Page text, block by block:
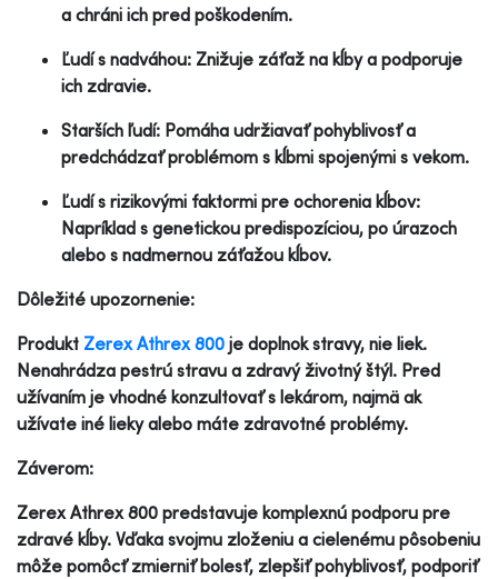
a chráni ich pred poškodením.
Ľudí s nadváhou: Znižuje záťaž na kĺby a podporuje
ich zdravie.
Starších ľudí: Pomáha udržiavať pohyblivosť a
predchádzať problémom s kĺbmi spojenými s vekom.
Ľudí s rizikovými faktormi pre ochorenia kĺbov:
Napríklad s genetickou predispozíciou, po úrazoch
alebo s nadmernou záťažou kĺbov.
Dôležité upozornenie:
Produkt Zerex Athrex 800 je doplnok stravy, nie liek.
Nenahrádza pestrú stravu a zdravý životný štýl. Pred
užívaním je vhodné konzultovať s lekárom, najmä ak
užívate iné lieky alebo máte zdravotné problémy.
Záverom:
Zerex Athrex 800 predstavuje komplexnú podporu pre
zdravé kĺby. Vďaka svojmu zloženiu a cielenému pôsobeniu
môže pomôcť zmierniť bolesť, zlepšiť pohyblivosť, podporiť